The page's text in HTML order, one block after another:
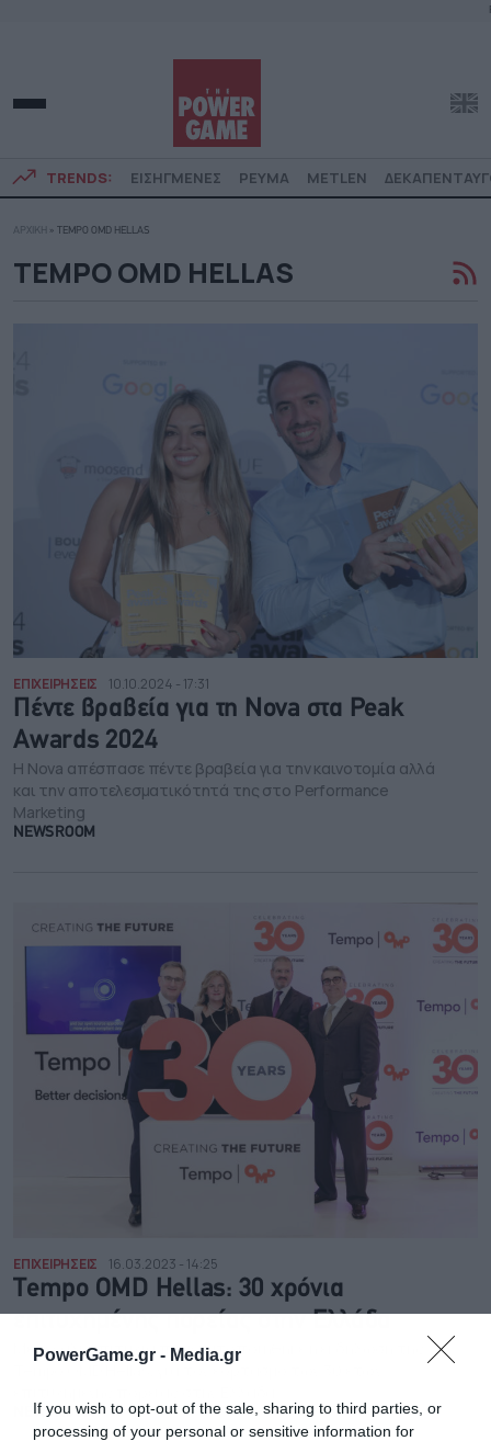
PowerGame.gr - Media.gr
If you wish to opt-out of the sale, sharing to third parties, or
processing of your personal or sensitive information for
TRENDS: ΕΙΣΗΓΜΕΝΕΣ ΡΕΥΜΑ METLEN
ΑΡΧΙΚΗ » TEMPO OMD HELLAS
TEMPO OMD HELLAS
ΕΠΙΧΕΙΡΗΣΕΙΣ 10.10.2024 - 17:31
Πέντε βραβεία για τη Nova στα Peak
Awards 2024
Η Nova απέσπασε πέντε βραβεία για την καινοτομία αλλά
και την αποτελεσματικότητά της στο Performance
Marketing
NEWSROOM
ΕΠΙΧΕΙΡΗΣΕΙΣ 16.03.2023 - 14:25
Tempo OMD Ηellas: 30 χρόνια
επιτυχημένης πορείας στην Ελλάδα
Mε μεγάλη επιτυχία πραγματοποιήθηκε η εκδήλωση της
Tempo OMD Ηellas, για τον εορτασμό των 30 ετών
NEWSROOM